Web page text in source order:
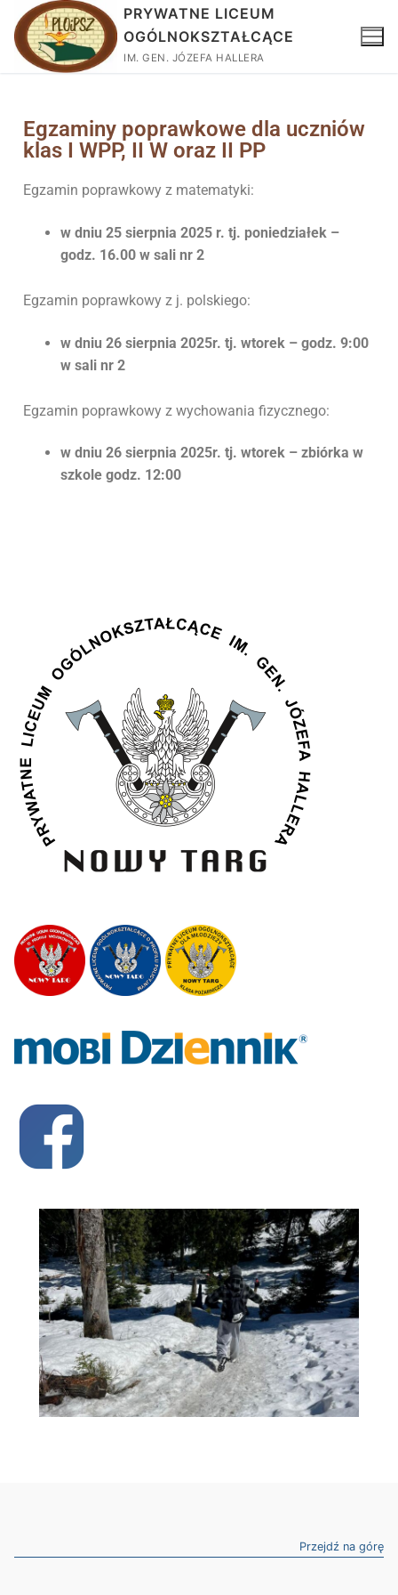
PRYWATNE LICEUM
OGÓLNOKSZTAŁCĄCE
IM. GEN. JÓZEFA HALLERA
Egzaminy poprawkowe dla uczniów
klas I WPP, II W oraz II PP
Egzamin poprawkowy z matematyki:
w dniu 25 sierpnia 2025 r. tj. poniedziałek –
godz. 16.00 w sali nr 2
Egzamin poprawkowy z j. polskiego:
w dniu 26 sierpnia 2025r. tj. wtorek – godz. 9:00
w sali nr 2
Egzamin poprawkowy z wychowania fizycznego:
w dniu 26 sierpnia 2025r. tj. wtorek – zbiórka w
szkole godz. 12:00
Przejdź na górę